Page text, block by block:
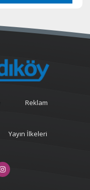
Reklam
Yayın İlkeleri